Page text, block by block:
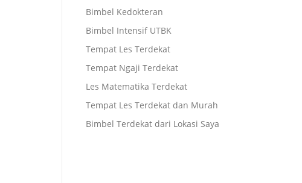
Bimbel Kedokteran
Bimbel Intensif UTBK
Tempat Les Terdekat
Tempat Ngaji Terdekat
Les Matematika Terdekat
Tempat Les Terdekat dan Murah
Bimbel Terdekat dari Lokasi Saya